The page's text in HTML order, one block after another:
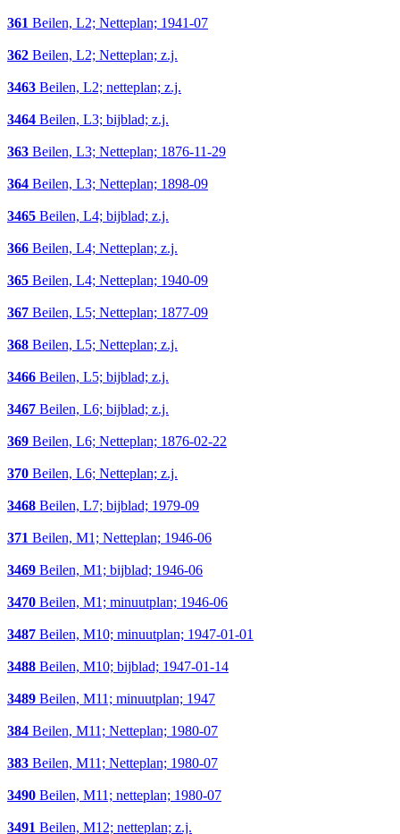
361 Beilen, L2; Netteplan; 1941-07
362 Beilen, L2; Netteplan; z.j.
3463 Beilen, L2; netteplan; z.j.
3464 Beilen, L3; bijblad; z.j.
363 Beilen, L3; Netteplan; 1876-11-29
364 Beilen, L3; Netteplan; 1898-09
3465 Beilen, L4; bijblad; z.j.
366 Beilen, L4; Netteplan; z.j.
365 Beilen, L4; Netteplan; 1940-09
367 Beilen, L5; Netteplan; 1877-09
368 Beilen, L5; Netteplan; z.j.
3466 Beilen, L5; bijblad; z.j.
3467 Beilen, L6; bijblad; z.j.
369 Beilen, L6; Netteplan; 1876-02-22
370 Beilen, L6; Netteplan; z.j.
3468 Beilen, L7; bijblad; 1979-09
371 Beilen, M1; Netteplan; 1946-06
3469 Beilen, M1; bijblad; 1946-06
3470 Beilen, M1; minuutplan; 1946-06
3487 Beilen, M10; minuutplan; 1947-01-01
3488 Beilen, M10; bijblad; 1947-01-14
3489 Beilen, M11; minuutplan; 1947
384 Beilen, M11; Netteplan; 1980-07
383 Beilen, M11; Netteplan; 1980-07
3490 Beilen, M11; netteplan; 1980-07
3491 Beilen, M12; netteplan; z.j.